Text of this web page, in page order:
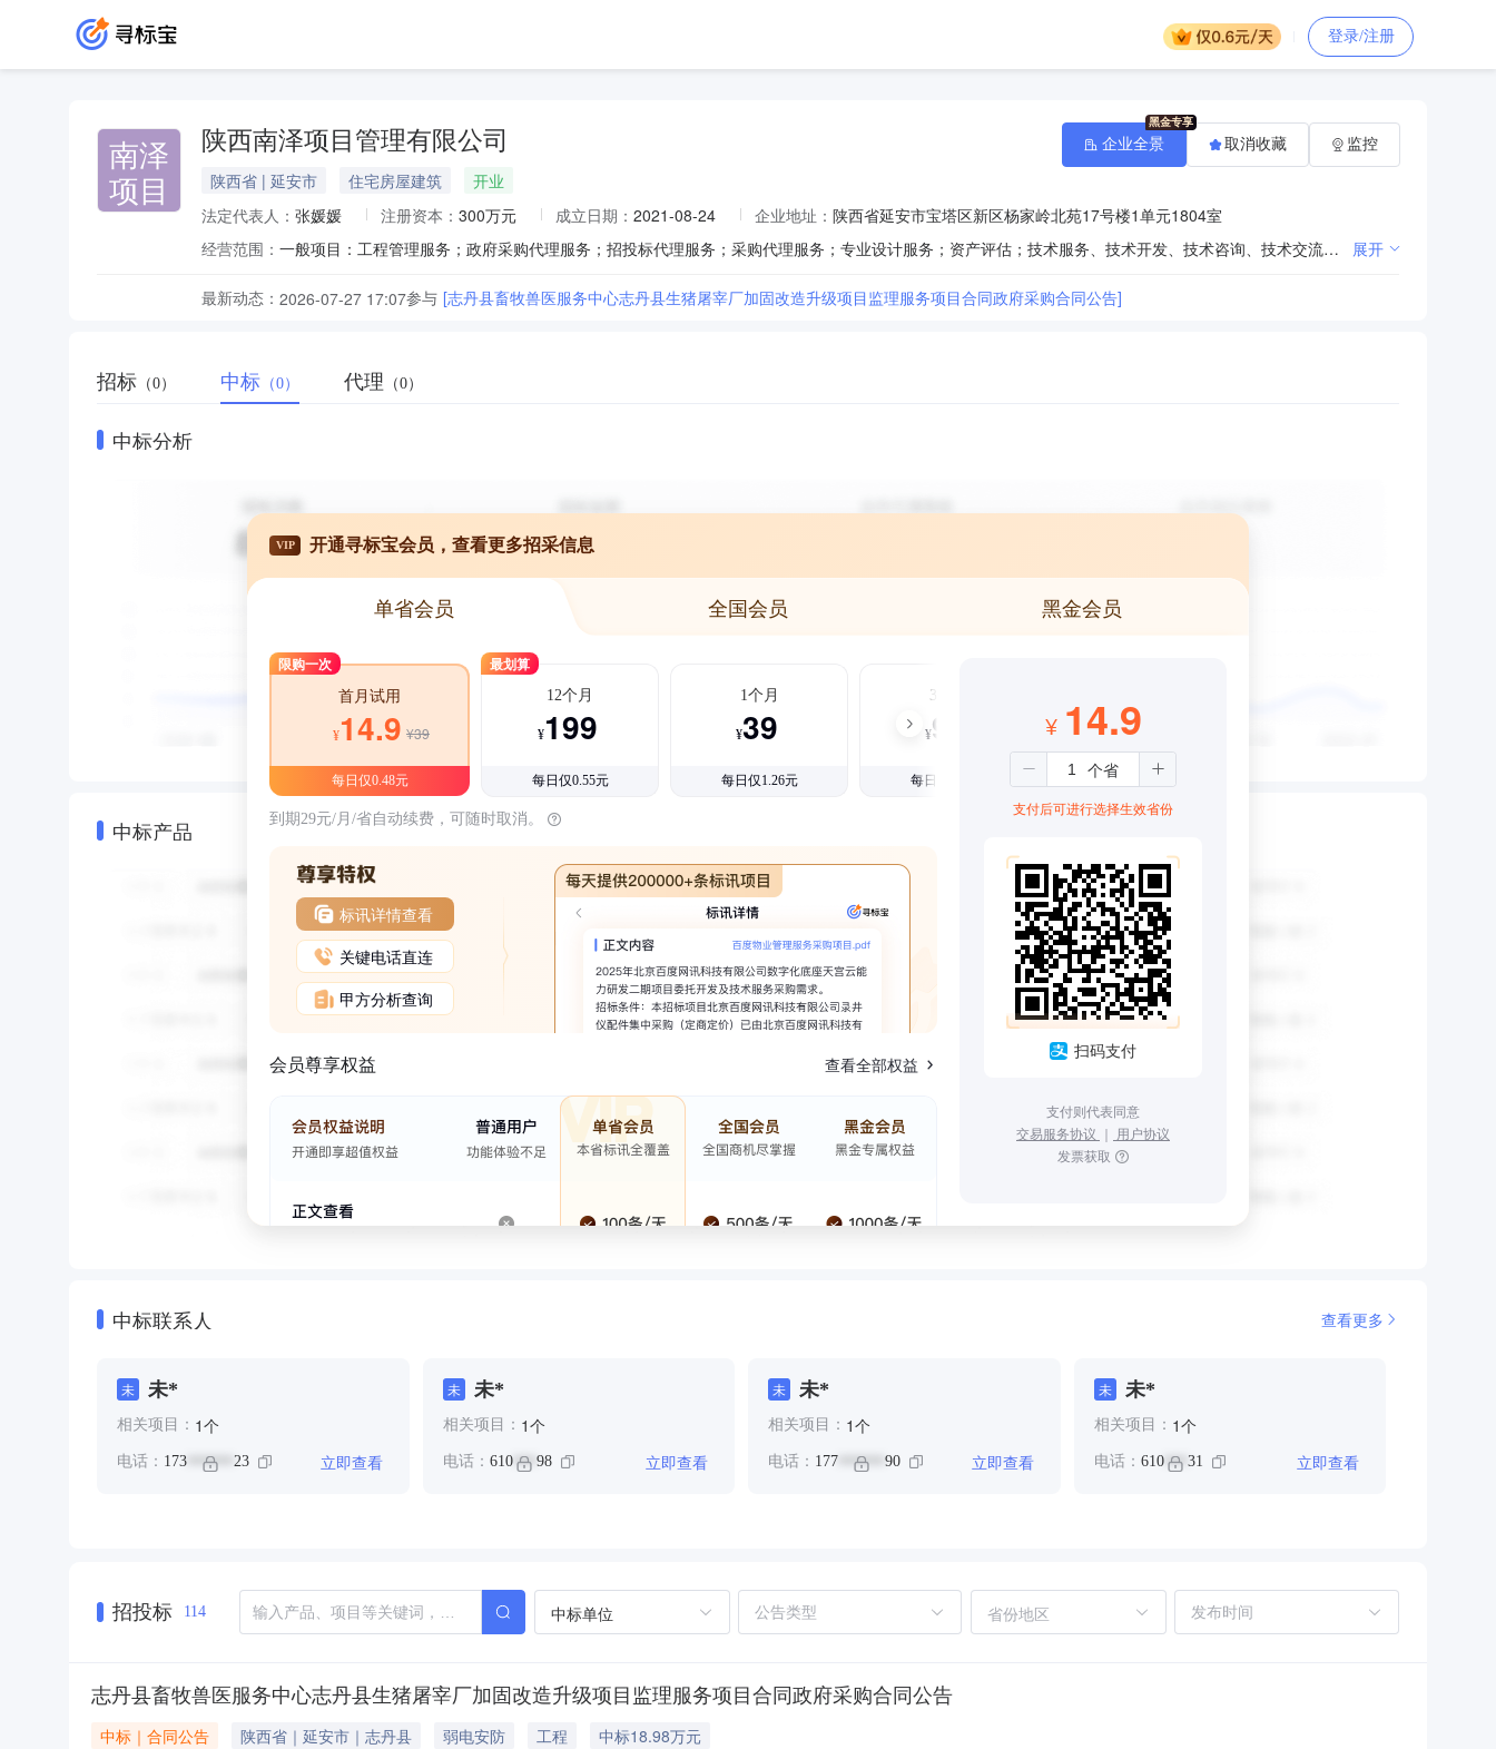
登录/注册
南泽
项目
陕西南泽项目管理有限公司
陕西省 | 延安市 住宅房屋建筑
开业
法定代表人： 张媛媛 注册资本： 300万元 成立日期： 2021-08-24 企业地址： 陕西省延安市宝塔区新区杨家岭北苑17号楼1单元1804室
经营范围：
一般项目：工程管理服务；政府采购代理服务；招投标代理服务；采购代理服务；专业设计服务；资产评估；技术服务、技术开发、技术咨询、技术交流、技术转让、技术推广；信息技术咨询服务；工程造价咨询业务；园林绿化工程施工(除依法须经批准的项目外，凭营业执照依法自主开展经营活动)。许可项目：建设工程监理；公路工程监理；水利工程建设监理；建设工程设计；建设工程施工(依法须经批准的项目，经相关部门批准后方可开展经营活动，具体经营项目以审批结果为准)。 展开
最新动态： 2026-07-27 17:07参与 [志丹县畜牧兽医服务中心志丹县生猪屠宰厂加固改造升级项目监理服务项目合同政府采购合同公告]
企业全景 取消收藏 监控
招标 （0） 中标 （0） 代理 （0）
中标分析
中标产品
VIP 开通寻标宝会员，查看更多招采信息
单省会员 全国会员 黑金会员
限购一次
首月试用
¥14.9 ¥39
每日仅0.48元
最划算
12个月
¥199
每日仅0.55元
1个月
¥39
每日仅1.26元
3个月
¥99
每日仅1.08元
到期29元/月/省自动续费，可随时取消。
标讯详情查看
关键电话直连
甲方分析查询
会员尊享权益 查看全部权益
¥ 14.9
支付后可进行选择生效省份
扫码支付
支付则代表同意
交易服务协议 ｜ 用户协议
发票获取
中标联系人 查看更多
未 未*
相关项目： 1个
电话： 173 ****** 23 立即查看
未 未*
相关项目： 1个
电话： 610*** 98 立即查看
未 未*
相关项目： 1个
电话： 177 ****** 90 立即查看
未 未*
相关项目： 1个
电话： 610*** 31 立即查看
招投标 114 中标单位 省份地区
志丹县畜牧兽医服务中心志丹县生猪屠宰厂加固改造升级项目监理服务项目合同政府采购合同公告
中标｜合同公告 陕西省｜延安市｜志丹县 弱电安防 工程
中标18.98万元